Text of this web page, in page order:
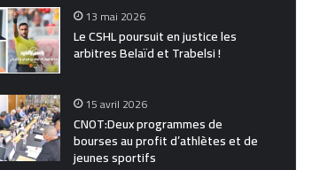
13 mai 2026
Le CSHL poursuit en justice les
arbitres Belaïd et Trabelsi !
15 avril 2026
CNOT:Deux programmes de
bourses au profit d’athlètes et de
jeunes sportifs